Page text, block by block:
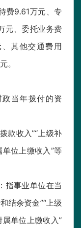
费9.61万元、专
元、委托业务费
其他交通费用
。
当年拨付的资
款收入”“上级补
单位上缴收入”等
指事业单位在当
结余资金”“上级
属单位上缴收入”